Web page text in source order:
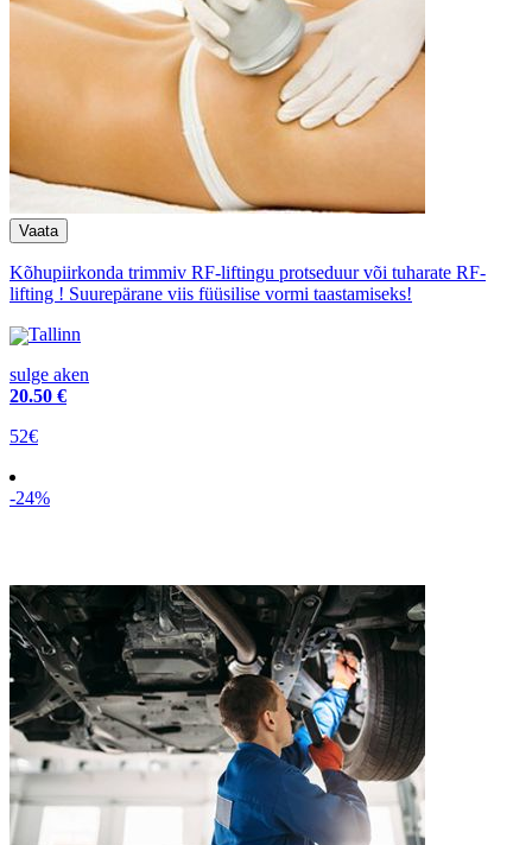
Kõhupiirkonda trimmiv RF-liftingu protseduur või tuharate RF-
lifting ! Suurepärane viis füüsilise vormi taastamiseks!
Tallinn
sulge aken
20.50 €
52€
-24%